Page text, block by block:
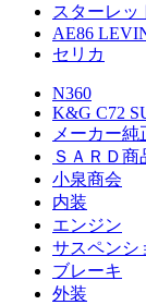
スターレッ
AE86
セリカ
N360
K&G C72
メーカー純
ＳＡＲＤ商
小泉商会
内装
エンジン
サスペンシ
ブレーキ
外装